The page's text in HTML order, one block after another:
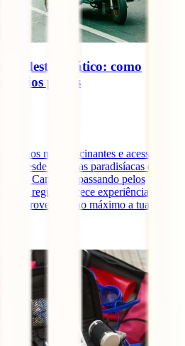
Sudeste Asiático: como
vários países
mais fascinantes e acessíveis
Desde as praias paradisíacas da
do Camboja, passando pelos
esta região oferece experiências
aproveitares ao máximo a tua